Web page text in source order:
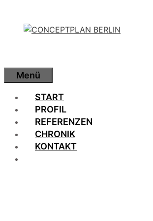
springen
Menü
START
PROFIL
REFERENZEN
CHRONIK
KONTAKT